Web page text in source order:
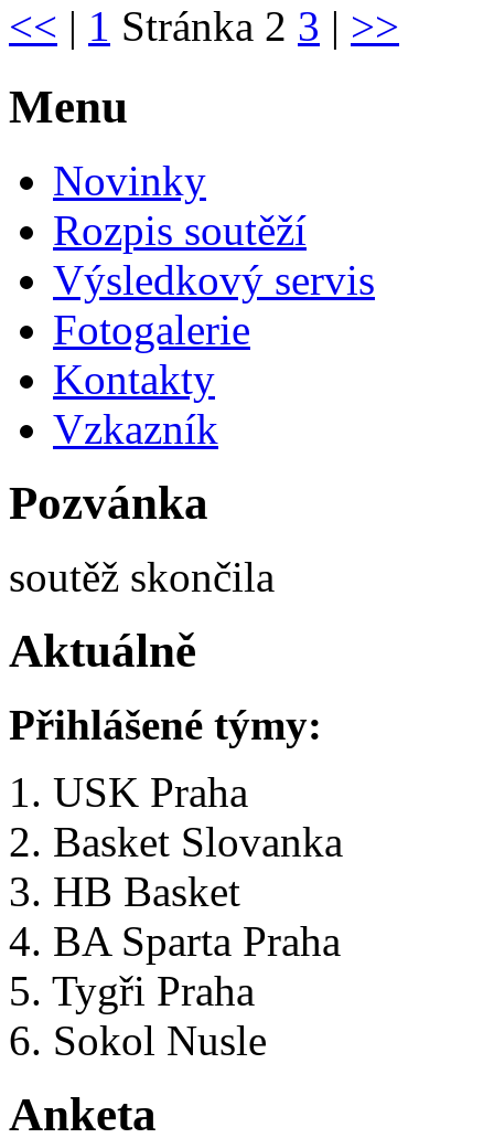
<< | 1 Stránka 2 3 | >>
Menu
Novinky
Rozpis soutěží
Výsledkový servis
Fotogalerie
Kontakty
Vzkazník
Pozvánka
soutěž skončila
Aktuálně
Přihlášené týmy:
1. USK Praha
2. Basket Slovanka
3. HB Basket
4. BA Sparta Praha
5. Tygři Praha
6. Sokol Nusle
Anketa